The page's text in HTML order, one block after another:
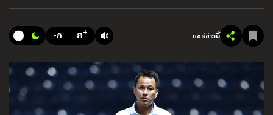
-ก ก+ แชร์ข่าวนี้